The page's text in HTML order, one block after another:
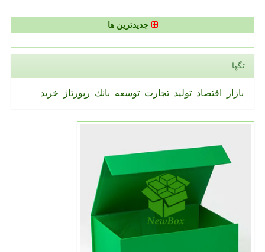
جدیدترین ها
تگها
بازار اقتصاد تولید تجارت توسعه بانك رپورتاژ خرید